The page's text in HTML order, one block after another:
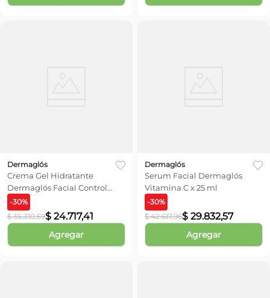
Dermaglós
Crema Gel Hidratante
Dermaglós Facial Control
Acné x 50 gr
-30%
$ 35.310,59$ 24.717,41
Agregar
Dermaglós
Serum Facial Dermaglós
Vitamina C x 25 ml
-30%
$ 42.617,96$ 29.832,57
Agregar